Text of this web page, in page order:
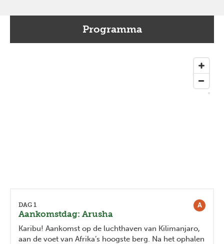
Programma
A
DAG 1
Aankomstdag: Arusha
Karibu! Aankomst op de luchthaven van Kilimanjaro,
aan de voet van Afrika’s hoogste berg. Na het ophalen